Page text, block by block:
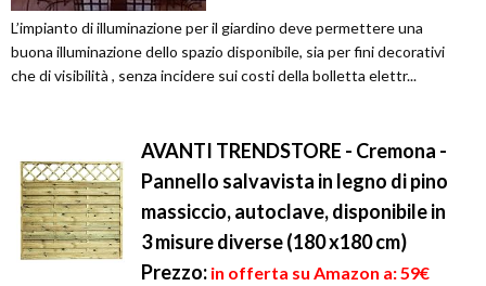
L’impianto di illuminazione per il giardino deve permettere una
buona illuminazione dello spazio disponibile, sia per fini decorativi
che di visibilità , senza incidere sui costi della bolletta elettr...
AVANTI TRENDSTORE - Cremona -
Pannello salvavista in legno di pino
massiccio, autoclave, disponibile in
3 misure diverse (180 x180 cm)
Prezzo: in offerta su Amazon a: 59€